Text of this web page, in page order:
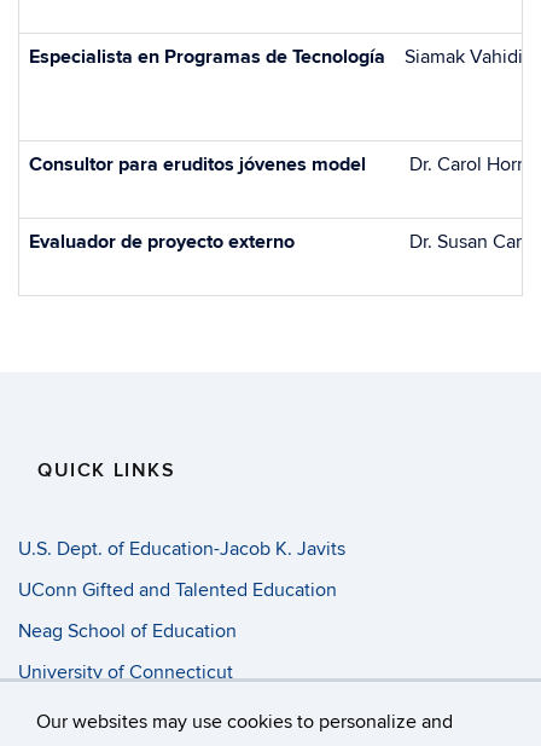
Our websites may use cookies to personalize and
Especialista en Programas de Tecnología Siamak Vahidi
Consultor para eruditos jóvenes model Dr. Carol Horn
Evaluador de proyecto externo Dr. Susan
QUICK LINKS
U.S. Dept. of Education-Jacob K. Javits
UConn Gifted and Talented Education
Neag School of Education
University of Connecticut
Progress Entry